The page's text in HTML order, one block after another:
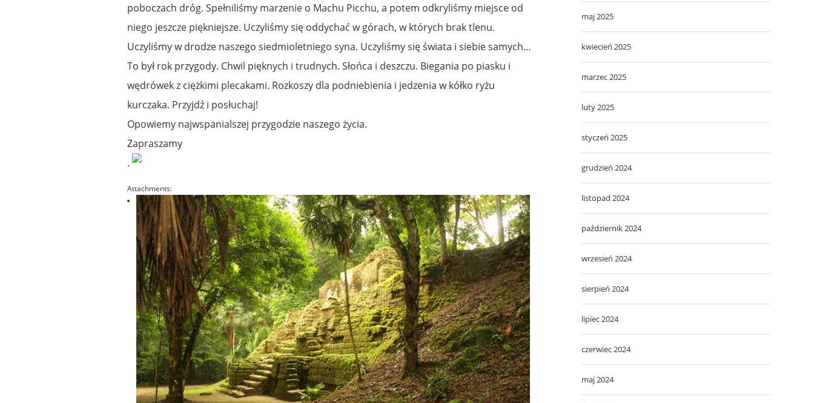
poboczach dróg. Spełniliśmy marzenie o Machu Picchu, a potem odkryliśmy miejsce od
niego jeszcze piękniejsze. Uczyliśmy się oddychać w górach, w których brak tlenu.
Uczyliśmy w drodze naszego siedmioletniego syna. Uczyliśmy się świata i siebie samych…
To był rok przygody. Chwil pięknych i trudnych. Słońca i deszczu. Biegania po piasku i
wędrówek z ciężkimi plecakami. Rozkoszy dla podniebienia i jedzenia w kółko ryżu
kurczaka. Przyjdź i posłuchaj!
Opowiemy najwspanialszej przygodzie naszego życia.
Zapraszamy
.
Attachments:
maj 2025
kwiecień 2025
marzec 2025
luty 2025
styczeń 2025
grudzień 2024
listopad 2024
październik 2024
wrzesień 2024
sierpień 2024
lipiec 2024
czerwiec 2024
maj 2024